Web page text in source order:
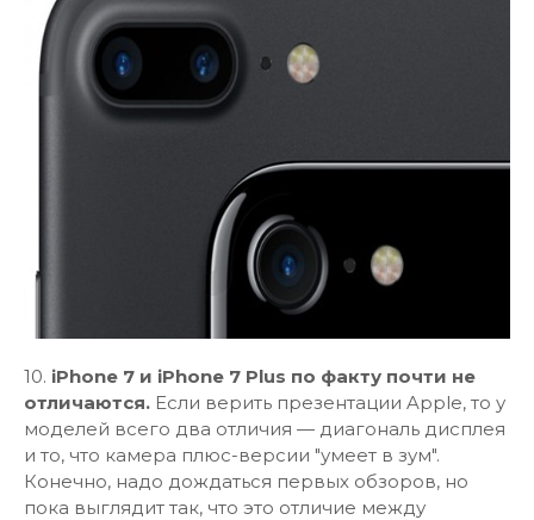
10. iPhone 7 и iPhone 7 Plus по факту почти не
отличаются. Если верить презентации Apple, то у
моделей всего два отличия — диагональ дисплея
и то, что камера плюс-версии "умеет в зум".
Конечно, надо дождаться первых обзоров, но
пока выглядит так, что это отличие между